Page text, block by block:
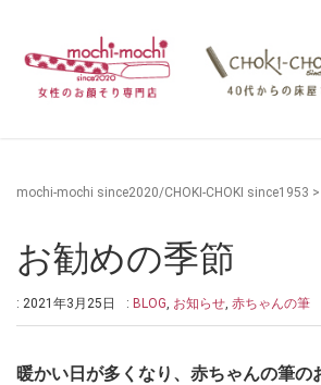
mochi-mochi since2020/CHOKI-CHOKI since1953 >
お勧めの季節
: 2021年3月25日 : BLOG, お知らせ, 赤ちゃんの筆
暖かい日が多くなり、赤ちゃんの筆の